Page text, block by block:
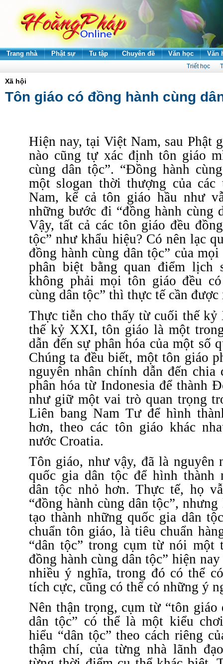
Trang nhà Phật sự Tu tập Chuyên đề Văn học Văn
Triết học
Xã hội
Tôn giáo có đồng hành cùng
Hiện nay, tại Việt Nam, sau Phật
nào cũng tự xác định tôn giáo
cùng dân tộc”. “Đồng hành
một slogan thời thượng của
Nam, kể cả tôn giáo hầu như
những bước đi “đồng hành cùng
Vậy, tất cả các tôn giáo đều
tộc” như khẩu hiệu? Có nên lạc
đồng hành cùng dân tộc” của
phân biệt bằng quan điểm lịch
không phải mọi tôn giáo đều
cùng dân tộc” thì thực tế cần được
Thực tiễn cho thấy từ cuối thế kỷ
thế kỷ XXI, tôn giáo là một
dẫn đến sự phân hóa của một số
Chúng ta đều biết, một tôn giáo
nguyên nhân chính dẫn đến chia
phân hóa từ Indonesia để thành
như giữ một vai trò quan trọng
Liên bang Nam Tư để hình
hơn, theo các tôn giáo khác
nước Croatia.
Tôn giáo, như vậy, đã là nguyên
quốc gia dân tộc để hình thành
dân tộc nhỏ hơn. Thực tế, họ
“đồng hành cùng dân tộc”,
tạo thành những quốc gia dân
chuẩn tôn giáo, là tiêu chuẩn
“dân tộc” trong cụm từ nói một
đồng hành cùng dân tộc” hiện
nhiều ý nghĩa, trong đó có thể
tích cực, cũng có thể có những ý
Nên thận trọng, cụm từ “tôn giáo
dân tộc” có thể là một kiểu
hiểu “dân tộc” theo cách riêng
thậm chí, của từng nhà lãnh